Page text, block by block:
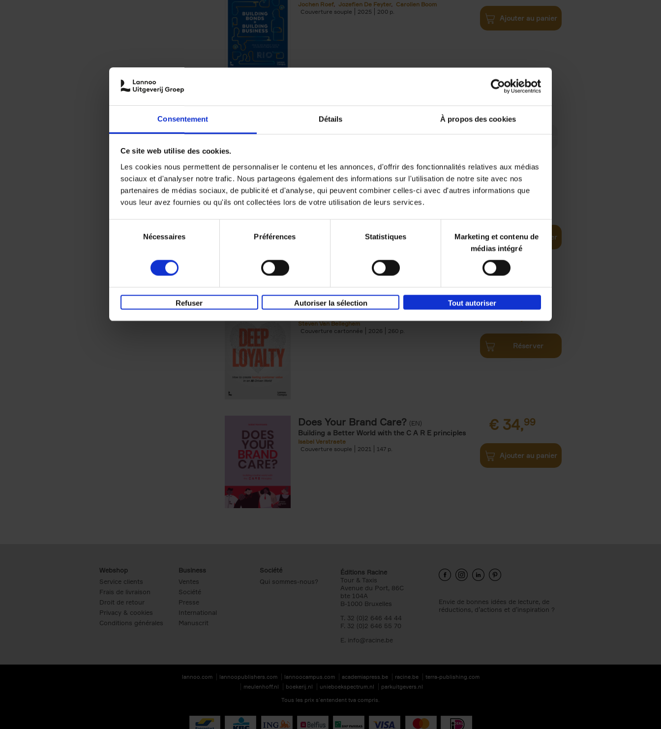
Consentement Détails À propos des cookies
Ce site web utilise des cookies.
Les cookies nous permettent de personnaliser le contenu et les annonces, d'offrir des fonctionnalités relatives aux médias
sociaux et d'analyser notre trafic. Nous partageons également des informations sur l'utilisation de notre site avec nos
partenaires de médias sociaux, de publicité et d'analyse, qui peuvent combiner celles-ci avec d'autres informations que
vous leur avez fournies ou qu'ils ont collectées lors de votre utilisation de leurs services.
Nécessaires Préférences Statistiques
Marketing et contenu de
médias intégré
Refuser Autoriser la sélection Tout autoriser
Jochen Roef Jozefien De Feyter
Carolien Boom
Couverture souple
2025 200
Ajouter au panier
Hysteria (EN)
Develop and Implement a Winning Strategy as a
Gino Van Ossel
29,99
Digital marketing like a PRO -
completely revised edition (EN)
Ajouter au panier
Deep Loyalty (ENG)
Steven Van Belleghem
Couverture cartonnée
2026 260
€34,99
Réserver
Does Your Brand Care? (EN)
Building a Better World with the C A R E principles
Isabel Verstraete
Couverture souple
2021 147
€ 34,99
Ajouter au panier
Webshop
Service clients
Frais de livraison
Droit de retour
Privacy & cookies
Conditions générales
Business
Ventes
Société
Presse
International
Manuscrit
Société
Qui sommes-nous?
Éditions Racine
Tour & Taxis
Avenue du Port, 86C
bte 104A
B-1000 Bruxelles
T. 32 (0)2 646 44 44
F. 32 (0)2 646 55 70
E. info@racine.be
Envie de bonnes idées de lecture, de
réductions, d’actions et d’inspiration ?
lannoo.com lannoopublishers.com lannoocampus.com academiapress.be racine.be
terra-publishing.com
meulenhoff.nl
boekerij.nl unieboekspectrum.nl
parkuitgevers.nl
Tous les prix s’entendent tva compris.